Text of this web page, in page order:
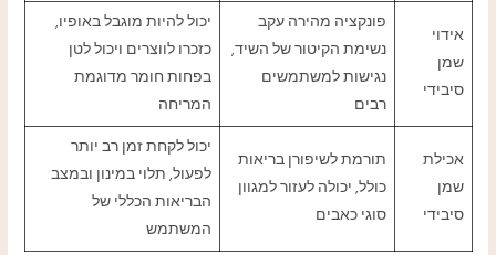
אידוי
שמן
סיבידי
פונקציה מהירה עקב
נשימת הקיטור של השיד,
נגישות למשתמשים
רבים
יכול להיות מוגבל באופיו,
כזכרו לווצרים ויכול לטן
בפחות חומר מדוגמת
המריחה
אכילת
שמן
סיבידי
תורמת לשיפורן בריאות
כולל, יכולה לעזור למגוון
סוגי כאבים
יכול לקחת זמן רב יותר
לפעול, תלוי במינון ובמצב
הבריאות הכללי של
המשתמש